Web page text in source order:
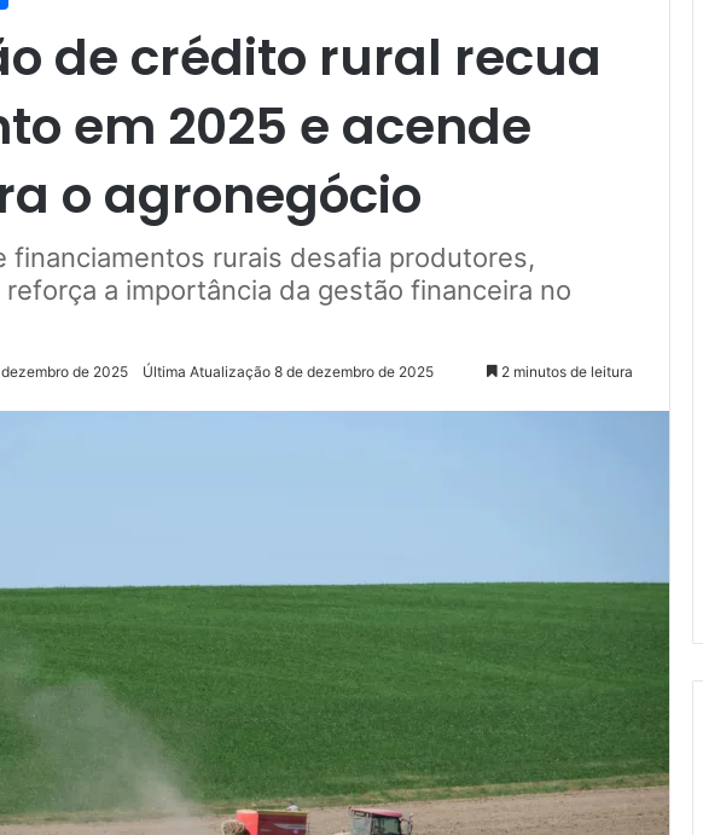
de crédito rural recua
em 2025 e acende
o agronegócio
financiamentos rurais desafia produtores,
a importância da gestão financeira no
de 2025 Última Atualização 8 de dezembro de 2025 2 minutos de leitura